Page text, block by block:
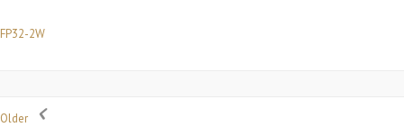
FP32-2W
Older